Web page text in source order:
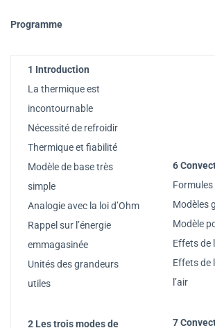
Programme
1 Introduction
La thermique est
incontournable
Nécessité de refroidir
Thermique et fiabilité
Modèle de base très
simple
Analogie avec la loi d’Ohm
Rappel sur l’énergie
emmagasinée
Unités des grandeurs
utiles
2 Les trois modes de
6
Formules
Modèles
Modèle
Effets de
Effets de
l’air
7